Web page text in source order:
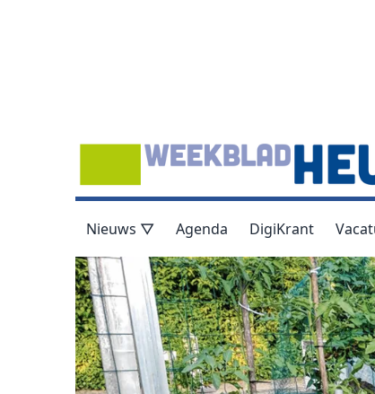
Nieuws ▽ Agenda DigiKrant